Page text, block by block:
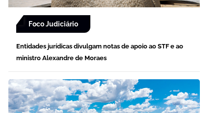
Foco Judiciário
Entidades jurídicas divulgam notas de apoio ao STF e ao
ministro Alexandre de Moraes